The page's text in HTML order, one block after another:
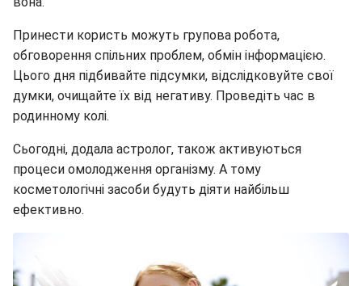
Принести користь можуть групова робота,
обговорення спільних проблем, обмін інформацією.
Цього дня підбивайте підсумки, відслідковуйте свої
думки, очищайте їх від негативу. Проведіть час в
родинному колі.
Сьогодні, додала астролог, також активуються
процеси омолодження організму. А тому
косметологічні засоби будуть діяти найбільш
ефективно.